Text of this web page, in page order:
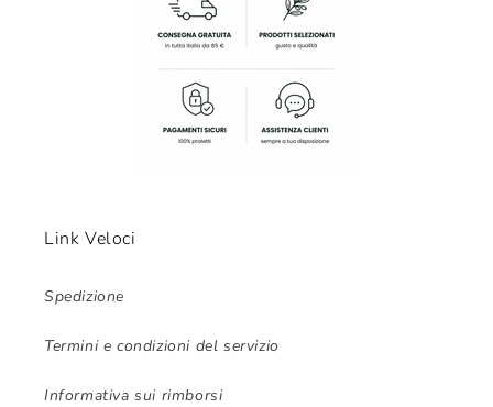
Link Veloci
Spedizione
Termini e condizioni del servizio
Informativa sui rimborsi